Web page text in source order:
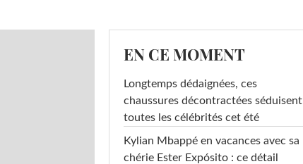
EN CE MOMENT
Longtemps dédaignées, ces
chaussures décontractées séduisent
toutes les célébrités cet été
Kylian Mbappé en vacances avec sa
chérie Ester Expósito : ce détail